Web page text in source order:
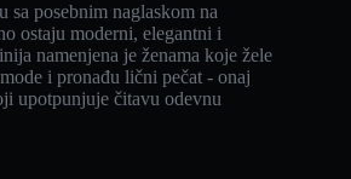
sa posebnim naglaskom na
ostaju moderni, elegantni i
namenjena je ženama koje žele
i pronađu lični pečat - onaj
upotpunjuje čitavu odevnu